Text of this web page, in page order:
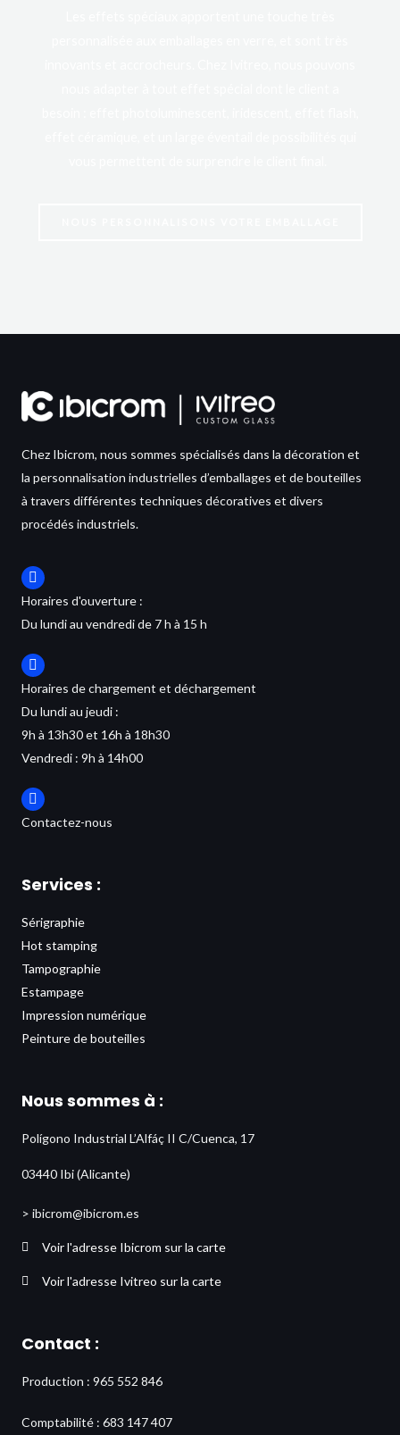
Chez Ibicrom, nous sommes spécialisés dans la décoration et
la personnalisation industrielles d’emballages et de bouteilles
à travers différentes techniques décoratives et divers
procédés industriels.
Horaires d'ouverture :
Du lundi au vendredi de 7 h à 15 h
Horaires de chargement et déchargement
Du lundi au jeudi :
9h à 13h30 et 16h à 18h30
Vendredi : 9h à 14h00
Contactez-nous
Services :
Sérigraphie
Hot stamping
Tampographie
Estampage
Impression numérique
Peinture de bouteilles
Nous sommes à :
Polígono Industrial L’Alfáç II C/Cuenca, 17
03440 Ibi (Alicante)
> ibicrom@ibicrom.es
Voir l'adresse Ibicrom sur la carte
Voir l'adresse Ivitreo sur la carte
Contact :
Production : 965 552 846
Comptabilité : 683 147 407